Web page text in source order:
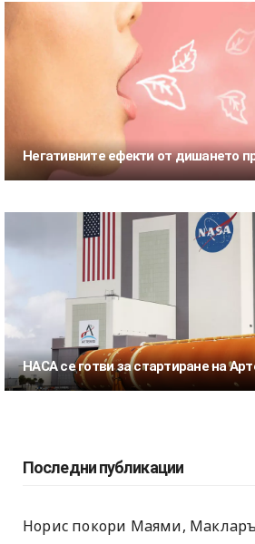
Негативните ефекти от дишането
НАСА се готви за стартиране на
Последни публикации
Норис покори Маями,